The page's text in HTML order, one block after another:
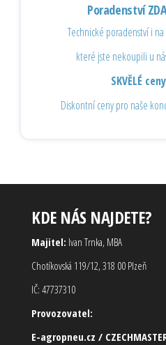
Poradenství
Technické poradenství i
které jste nekoupili u
SKVĚLÉ
Diskontní ceny pro naše
KDE NÁS NAJDETE?
Majitel: Ivan Trnka, MBA
Chotíkovská 119/12, 318 00 Plzeň
IČ: 47737310
Provozovatel:
E-agropneu.cz /